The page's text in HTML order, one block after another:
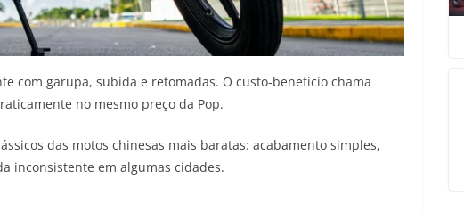
com garupa, subida e retomadas. O custo-benefício chama
no mesmo preço da Pop.
das motos chinesas mais baratas: acabamento simples,
inconsistente em algumas cidades.